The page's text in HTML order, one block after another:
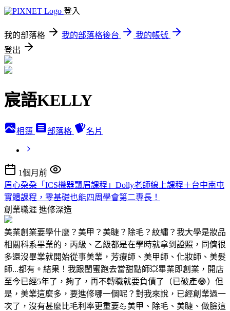
登入
我的部落格 我的部落格後台
我的帳號
登出
宸語KELLY
相簿 部落格 名片
1個月前
眉心朶朶「ICS機器飄眉課程」Dolly老師線上課程＋台中南屯
實體課程，零基礎也能四周學會第二專長！
創業職涯 進修深造
美業創業要學什麼？美甲？美睫？除毛？紋繡？我大學是妝品
相關科系畢業的，丙級、乙級都是在學時就拿到證照，同儕很
多還沒畢業就開始從事美業，芳療師、美甲師、化妝師、美髮
師...都有。結果！我跟閨蜜跑去當甜點師💥畢業即創業，開店
至今已經5年了，夠了，再不轉職就要負債了（已破產😂）但
是，美業這麼多，要進修哪一個呢？對我來說，已經創業過一
次了，沒有甚麼比毛利率更重要💪美甲、除毛、美睫、做臉這